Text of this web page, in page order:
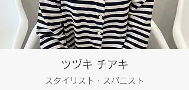
​ツヅキ チアキ
スタイリスト・スパニスト